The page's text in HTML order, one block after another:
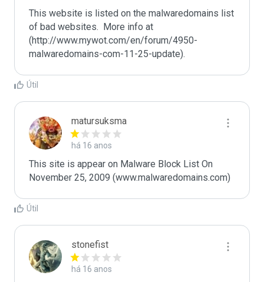
This website is listed on the malwaredomains list
of bad websites.  More info at
(http://www.mywot.com/en/forum/4950-
malwaredomains-com-11-25-update).
Útil
matursuksma
há 16 anos
This site is appear on Malware Block List On
November 25, 2009 (www.malwaredomains.com)
Útil
stonefist
há 16 anos